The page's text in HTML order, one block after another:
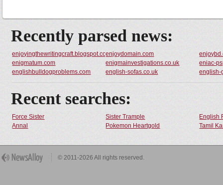
Recently parsed news:
enjoyingthewritingcraft.blogspot.comenjoydomain.com
enigmatum.com
enigmainvestigations.co.uk
eniac-
englishbulldogproblems.com
english-sofas.co.uk english-
Recent searches:
Force Sister Sister Trample
English
Annal
Pokemon Heartgold Tamil
© 2011-2026 All rights reserved.